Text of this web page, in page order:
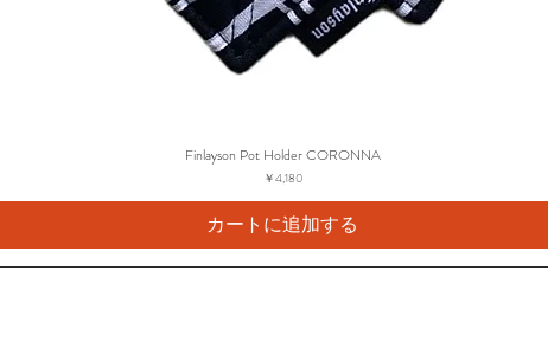
Finlayson Pot Holder CORONNA
価格
￥4,180
カートに追加する